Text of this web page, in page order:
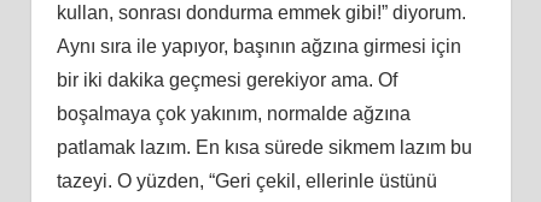
kullan, sonrası dondurma emmek gibi!” diyorum.
Aynı sıra ile yapıyor, başının ağzına girmesi için
bir iki dakika geçmesi gerekiyor ama. Of
boşalmaya çok yakınım, normalde ağzına
patlamak lazım. En kısa sürede sikmem lazım bu
tazeyi. O yüzden, “Geri çekil, ellerinle üstünü